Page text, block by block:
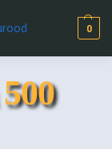
0